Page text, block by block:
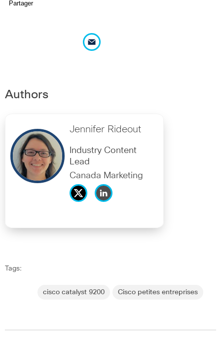
Partager
Authors
Jennifer Rideout
Industry Content
Lead
Canada Marketing
Tags:
cisco catalyst 9200 Cisco petites entreprises